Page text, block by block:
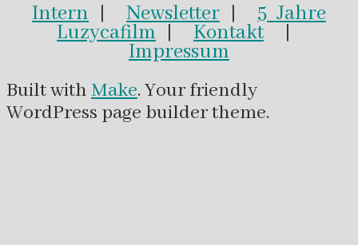
Intern Newsletter 5 Jahre
Luzycafilm Kontakt|
Impressum
Built with Make. Your friendly
WordPress page builder theme.